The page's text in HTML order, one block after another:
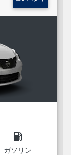
local_gas_station
ガソリン